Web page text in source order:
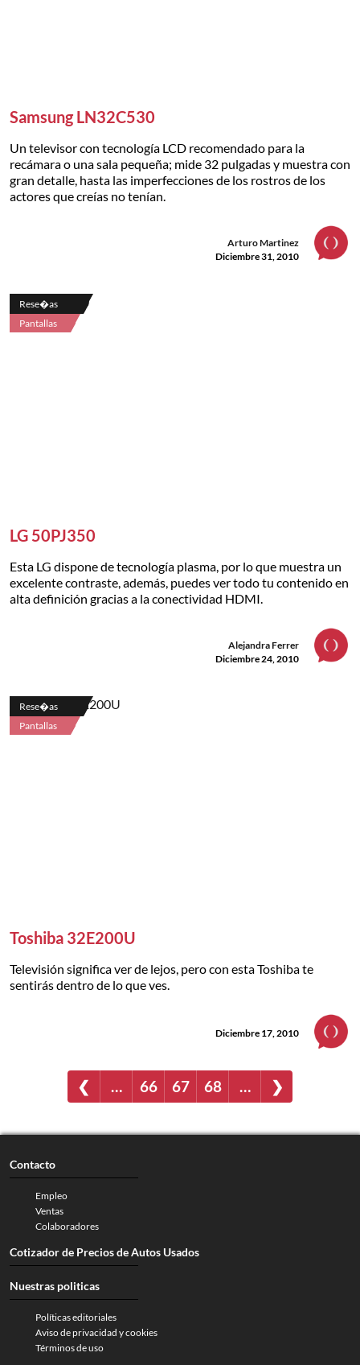
Samsung LN32C530
Un televisor con tecnología LCD recomendado para la
recámara o una sala pequeña; mide 32 pulgadas y muestra con
gran detalle, hasta las imperfecciones de los rostros de los
actores que creías no tenían.
Arturo Martinez
Diciembre 31, 2010
Rese�as
Pantallas
LG 50PJ350
Esta LG dispone de tecnología plasma, por lo que muestra un
excelente contraste, además, puedes ver todo tu contenido en
alta definición gracias a la conectividad HDMI.
Alejandra Ferrer
Diciembre 24, 2010
Rese�as
Pantallas
Toshiba 32E200U
Televisión significa ver de lejos, pero con esta Toshiba te
sentirás dentro de lo que ves.
Diciembre 17, 2010
❮ … 66 67 68 … ❯
Contacto
Empleo
Ventas
Colaboradores
Cotizador de Precios de Autos Usados
Nuestras politicas
Políticas editoriales
Aviso de privacidad y cookies
Términos de uso